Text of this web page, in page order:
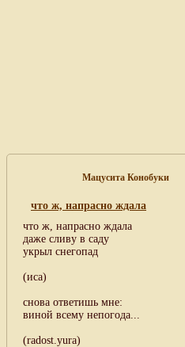
Мацусита Конобуки
что ж, напрасно ждала
что ж, напрасно ждала
даже сливу в саду
укрыл снегопад
(иса)
снова ответишь мне:
виной всему непогода...
(radost.yura)